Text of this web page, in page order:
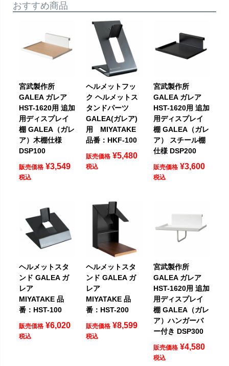
おすすめ商品
宮武製作所
GALEA ガレア
HST-1620用 追加
用ディスプレイ
棚 GALEA（ガレ
ア）木棚仕様
DSP100
販売価格 ¥3,549
税込
ヘルメットフッ
ク ヘルメットス
タンドパーツ
GALEA(ガレア)
用 MIYATAKE
品番：HKF-100
販売価格 ¥5,480
税込
宮武製作所
GALEA ガレア
HST-1620用 追加
用ディスプレイ
棚 GALEA（ガレ
ア） スチール棚
仕様 DSP200
販売価格 ¥3,600
税込
ヘルメットスタ
ンド GALEA ガ
レア
MIYATAKE 品
番：HST-100
販売価格 ¥6,020
税込
ヘルメットスタ
ンド GALEA ガ
レア
MIYATAKE 品
番：HST-200
販売価格 ¥8,599
税込
宮武製作所
GALEA ガレア
HST-1620用 追加
用ディスプレイ
棚 GALEA（ガレ
ア）ハンガーバ
ー付き DSP300
販売価格 ¥4,580
税込